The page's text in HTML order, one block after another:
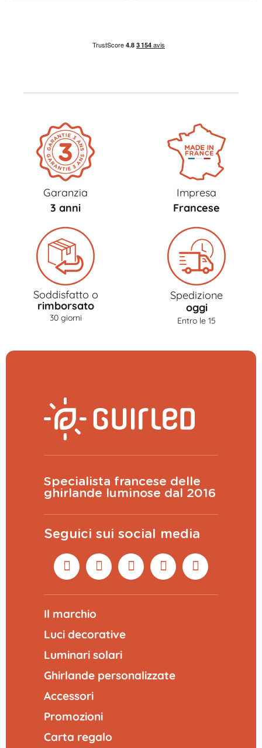
Garanzia
3 anni
Impresa
Francese
Soddisfatto o
rimborsato
30 giorni
Spedizione
oggi
Entro le 15
Specialista francese delle
ghirlande luminose dal 2016
Seguici sui social media
Il marchio
Luci decorative
Luminari solari
Ghirlande personalizzate
Accessori
Promozioni
Carta regalo